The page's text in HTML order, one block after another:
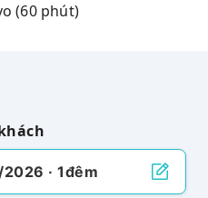
(60 phút)
· 1đêm